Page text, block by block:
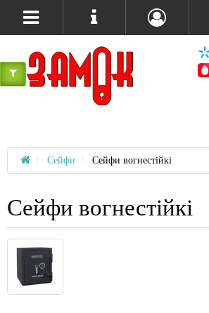
Сейфи Сейфи вогнестійкі
Сейфи вогнестійкі